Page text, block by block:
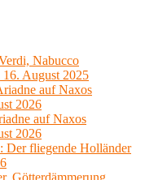
Nabucco
August 2025
auf Naxos
2026
auf Naxos
2026
Der fliegende Holländer